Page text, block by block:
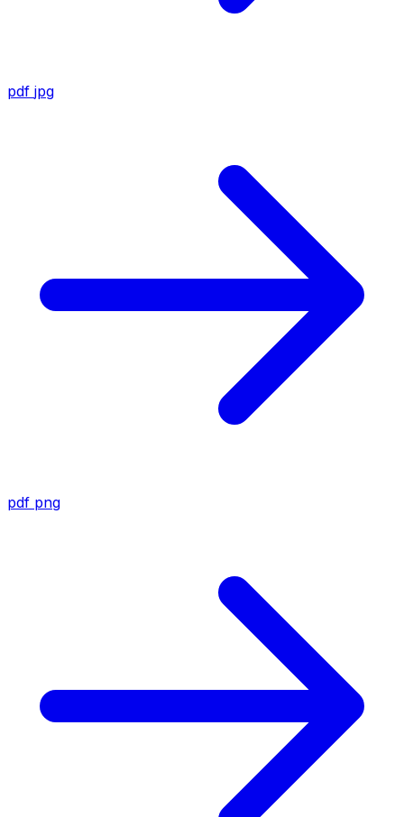
pdf jpg
pdf png